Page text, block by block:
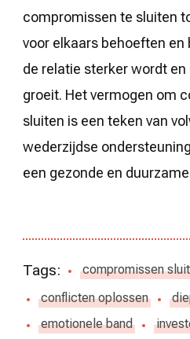
compromissen te sluiten
voor elkaars behoeften
de relatie sterker wordt
groeit. Het vermogen om
sluiten is een teken van
wederzijdse
een gezonde en
Tags:
compromissen
conflicten oplossen
emotionele band